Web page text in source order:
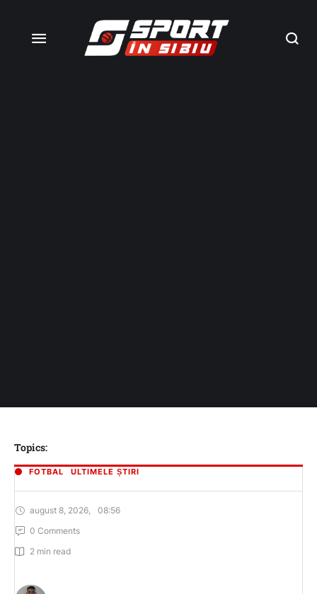
Topics:
FOTBAL ULTIMELE ȘTIRI
august 8, 2026
08:56
0 Comments
2 min read